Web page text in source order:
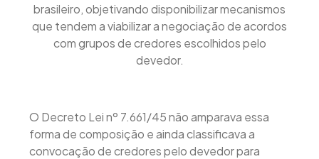
brasileiro, objetivando disponibilizar mecanismos
que tendem a viabilizar a negociação de acordos
com grupos de credores escolhidos pelo
devedor.
O Decreto Lei nº 7.661/45 não amparava essa
forma de composição e ainda classificava a
convocação de credores pelo devedor para